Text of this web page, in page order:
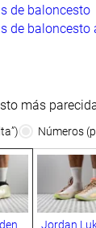
de baloncesto
de baloncesto
más
Números
Jordan